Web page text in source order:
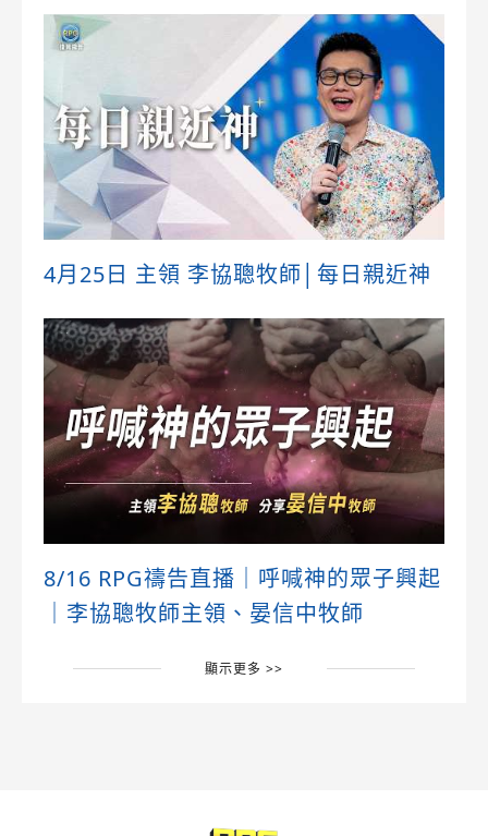
4月25日 主領 李協聰牧師│每日親近神
8/16 RPG禱告直播｜呼喊神的眾子興起
｜李協聰牧師主領、晏信中牧師
顯示更多 >>